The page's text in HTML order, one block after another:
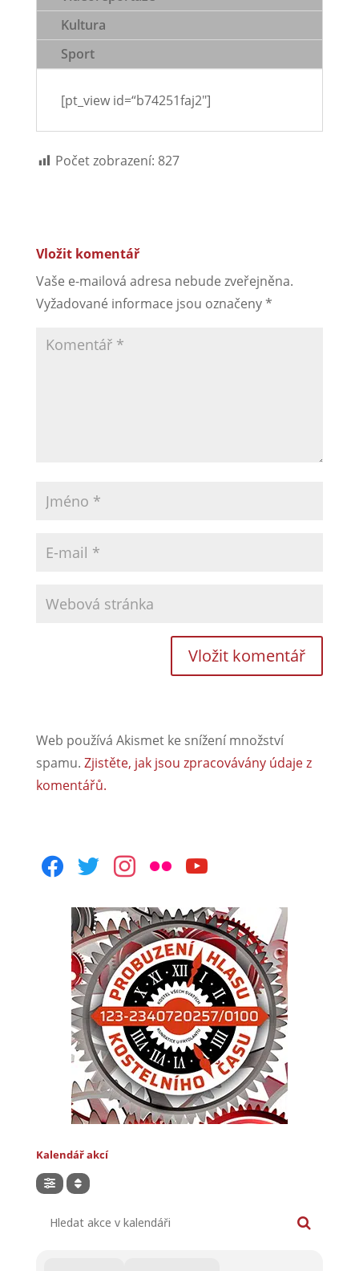
Kultura
Sport
[pt_view id=“b74251faj2″]
Počet zobrazení: 827
Vložit komentář
Vaše e-mailová adresa nebude zveřejněna.
Vyžadované informace jsou označeny*
Web používá Akismet ke snížení množství
spamu. Zjistěte, jak jsou zpracovávány údaje z
komentářů.
facebooktwitterinstagram
flickr youtube
Kalendář akcí